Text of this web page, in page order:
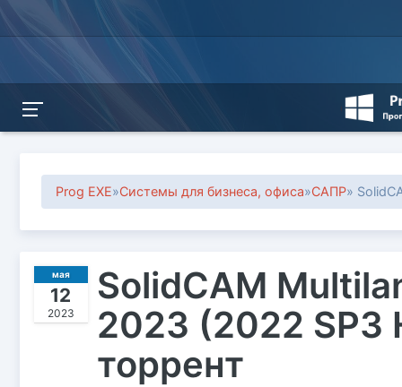
Prog EXE»Системы для бизнеса, офиса»САПР»
мая
12
2023
SolidCAM
2023 (2022 SP3
торрент